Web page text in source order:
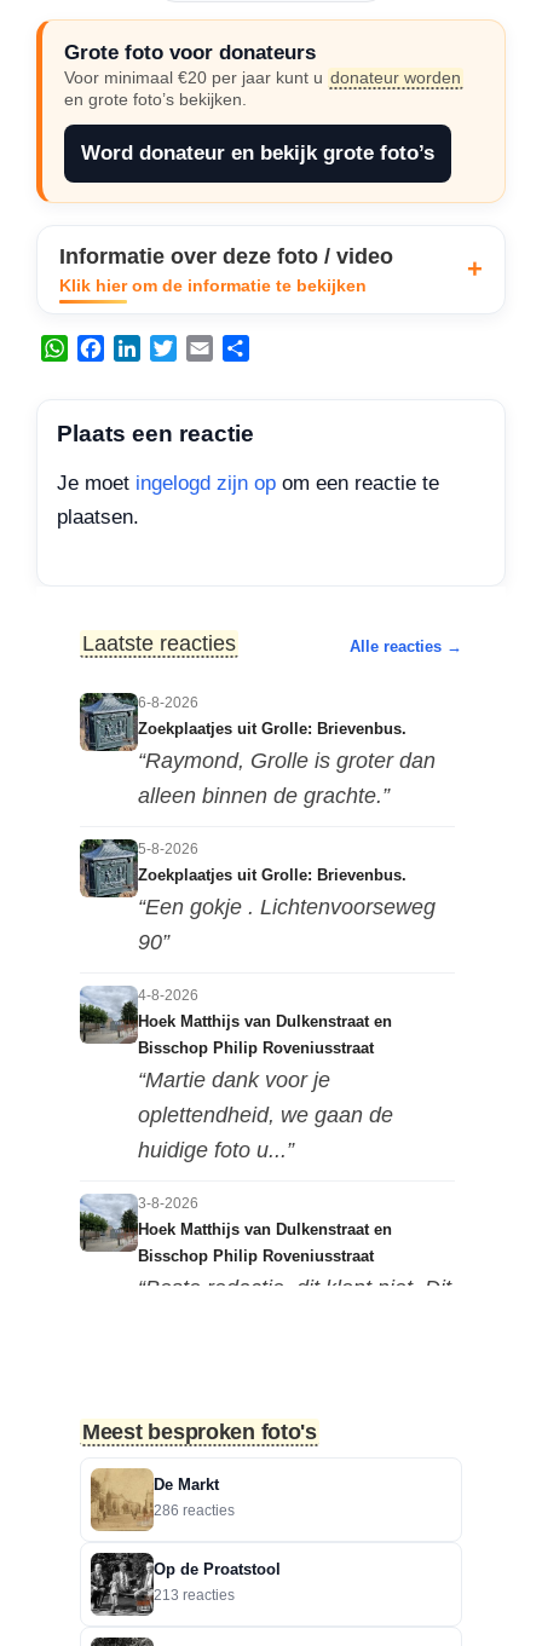
Grote foto voor donateurs
Voor minimaal €20 per jaar kunt u donateur worden
en grote foto’s bekijken.
Word donateur en bekijk grote foto’s
Informatie over deze foto / video
Klik hier om de informatie te bekijken
W
t
A
p
e
o
k
d
t
e
i
e
Plaats een reactie
Je moet ingelogd zijn op om een reactie te
plaatsen.
Laatste reacties Alle reacties →
6-8-2026
Zoekplaatjes uit Grolle: Brievenbus.
“Raymond, Grolle is groter dan
alleen binnen de grachte.”
5-8-2026
Zoekplaatjes uit Grolle: Brievenbus.
“Een gokje . Lichtenvoorseweg
90”
4-8-2026
Hoek Matthijs van Dulkenstraat en
Bisschop Philip Roveniusstraat
“Martie dank voor je
oplettendheid, we gaan de
huidige foto u...”
3-8-2026
Hoek Matthijs van Dulkenstraat en
Bisschop Philip Roveniusstraat
“Beste redactie, dit klopt niet. Dit
Bisschop Philip Roveniusstraat
rechter foto De Hoeksteen.”
Treurbeuk op de Halve Maan
“Marie, dat klopt. Op de Halve
Meest besproken foto's
De Markt
286 reacties
Op de Proatstool
213 reacties